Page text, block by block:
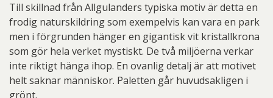
Till skillnad från Allgulanders typiska motiv är detta en
frodig naturskildring som exempelvis kan vara en park
men i förgrunden hänger en gigantisk vit kristallkrona
som gör hela verket mystiskt. De två miljöerna verkar
inte riktigt hänga ihop. En ovanlig detalj är att motivet
helt saknar människor. Paletten går huvudsakligen i
grönt.